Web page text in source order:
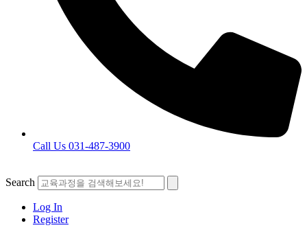
Call Us 031-487-3900
Search
Log In
Register